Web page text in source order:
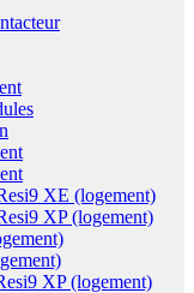
XE (logement)
XP (logement)
XP (logement)